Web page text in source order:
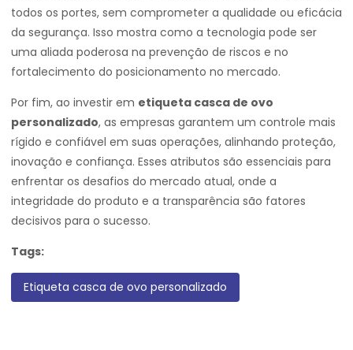
todos os portes, sem comprometer a qualidade ou eficácia
da segurança. Isso mostra como a tecnologia pode ser
uma aliada poderosa na prevenção de riscos e no
fortalecimento do posicionamento no mercado.
Por fim, ao investir em etiqueta casca de ovo
personalizado, as empresas garantem um controle mais
rígido e confiável em suas operações, alinhando proteção,
inovação e confiança. Esses atributos são essenciais para
enfrentar os desafios do mercado atual, onde a
integridade do produto e a transparência são fatores
decisivos para o sucesso.
Tags:
Etiqueta casca de ovo personalizado